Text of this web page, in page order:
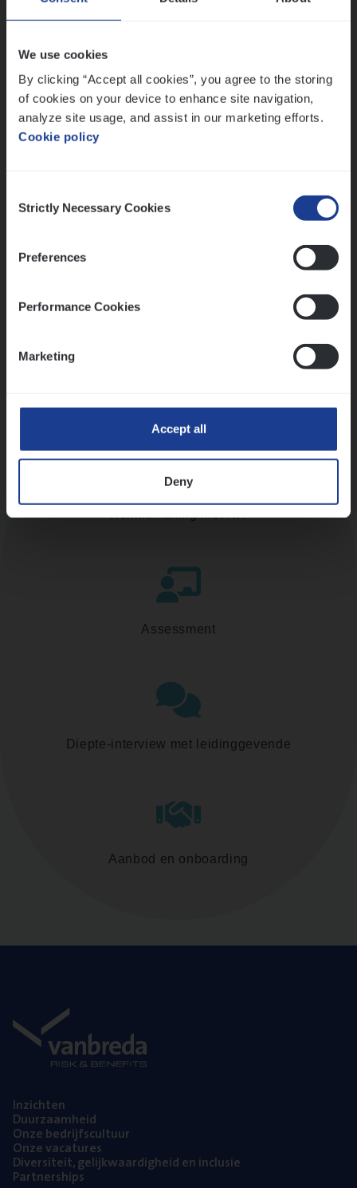
We use cookies
By clicking “Accept all cookies”, you agree to the storing
of cookies on your device to enhance site navigation,
analyze site usage, and assist in our marketing efforts.
Cookie policy
Selection
Strictly Necessary Cookies
Preferences
Performance Cookies
Marketing
Accept all
Deny
Lees onze verhalen
humor
werk
Kennismaking met HR
Assessment
Diepte-interview met leidinggevende
Aanbod en onboarding
Inzich­ten
Duur­zaam­heid
Onze bedrijfs­cul­tuur
Onze vaca­tu­res
Diver­si­teit, gelijk­waar­dig­heid en inclusie
Part­ner­ships